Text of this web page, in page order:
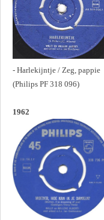
- Harlekijntje / Zeg, pappie
(Philips PF 318 096)
1962